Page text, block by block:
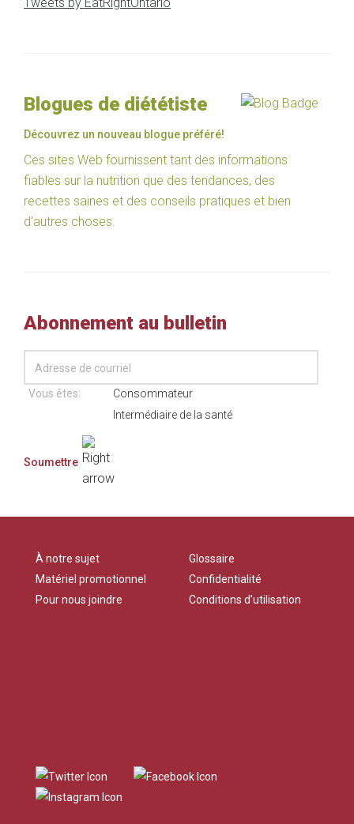
Blogues de diététiste
Découvrez un nouveau blogue préféré!
Ces sites Web fournissent tant des informations
fiables sur la nutrition que des tendances, des
recettes saines et des conseils pratiques et bien
d’autres choses.
Abonnement au bulletin
Vous êtes:
Consommateur
Intermédiaire de la santé
À notre sujet
Matériel promotionnel
Pour nous joindre
Glossaire
Confidentialité
Conditions d’utilisation